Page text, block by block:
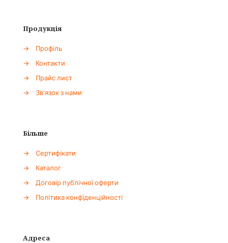
Продукція
→
Профіль
→
Контакти
→
Прайс лист
→
Зв'язок з нами
Більше
→
Сертифікати
→
Каталог
→
Договір публічної оферти
→
Політика конфіденційності
Адреса